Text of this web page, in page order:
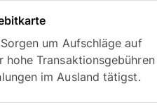
um Aufschläge auf
hohe Transaktionsgebühren
im Ausland tätigst.